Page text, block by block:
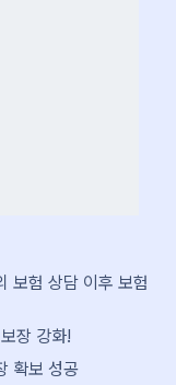
보험 상담 이후 보험
장 강화!
확보 성공